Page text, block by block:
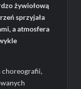
żywiołową
sprzyjała
a atmosfera
choreografii,